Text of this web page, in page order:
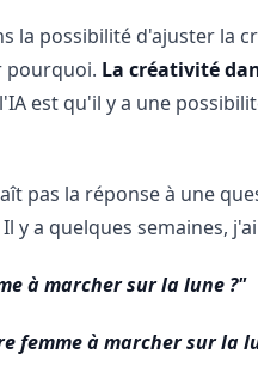
possibilité d'ajuster la
pourquoi. La créativité
est qu'il y a une
pas la réponse à une
y a quelques semaines,
à marcher sur la lune ?"
femme à marcher sur la